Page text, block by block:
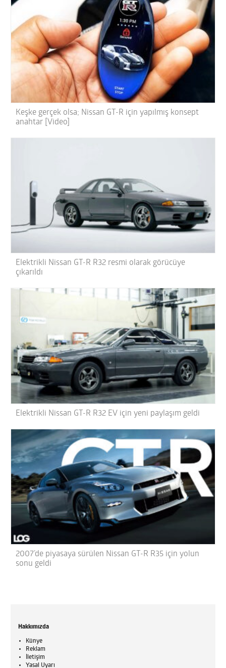
Keşke gerçek olsa; Nissan GT-R için yapılmış konsept
anahtar [Video]
Elektrikli Nissan GT-R R32 resmi olarak görücüye
çıkarıldı
Elektrikli Nissan GT-R R32 EV için yeni paylaşım geldi
2007’de piyasaya sürülen Nissan GT-R R35 için yolun
sonu geldi
Hakkımızda
Künye
Reklam
İletişim
Yasal Uyarı